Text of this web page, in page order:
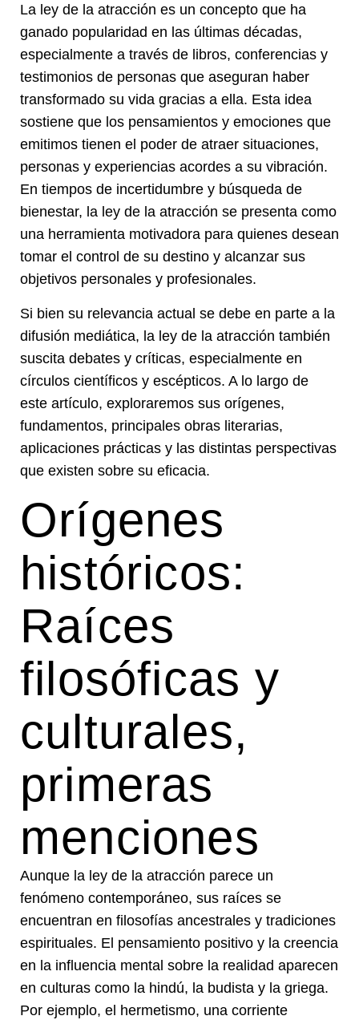
La ley de la atracción es un concepto que ha
ganado popularidad en las últimas décadas,
especialmente a través de libros, conferencias y
testimonios de personas que aseguran haber
transformado su vida gracias a ella. Esta idea
sostiene que los pensamientos y emociones que
emitimos tienen el poder de atraer situaciones,
personas y experiencias acordes a su vibración.
En tiempos de incertidumbre y búsqueda de
bienestar, la ley de la atracción se presenta como
una herramienta motivadora para quienes desean
tomar el control de su destino y alcanzar sus
objetivos personales y profesionales.
Si bien su relevancia actual se debe en parte a la
difusión mediática, la ley de la atracción también
suscita debates y críticas, especialmente en
círculos científicos y escépticos. A lo largo de
este artículo, exploraremos sus orígenes,
fundamentos, principales obras literarias,
aplicaciones prácticas y las distintas perspectivas
que existen sobre su eficacia.
Orígenes
históricos:
Raíces
filosóficas y
culturales,
primeras
menciones
Aunque la ley de la atracción parece un
fenómeno contemporáneo, sus raíces se
encuentran en filosofías ancestrales y tradiciones
espirituales. El pensamiento positivo y la creencia
en la influencia mental sobre la realidad aparecen
en culturas como la hindú, la budista y la griega.
Por ejemplo, el hermetismo, una corriente